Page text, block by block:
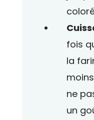
fois
la
ne
un